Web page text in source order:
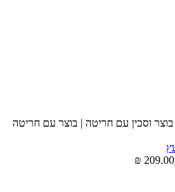
בוצר וסכין עם חריטה | בוצר עם חריטה
209.00
₪